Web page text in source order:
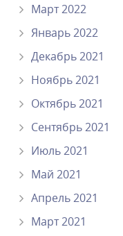
Март 2022
Январь 2022
Декабрь 2021
Ноябрь 2021
Октябрь 2021
Сентябрь 2021
Июль 2021
Май 2021
Апрель 2021
Март 2021